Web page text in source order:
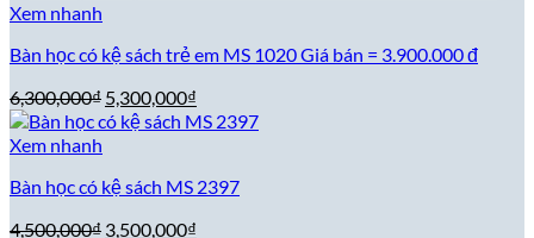
3,700,000₫.
Xem nhanh
Bàn học có kệ sách trẻ em MS 1020 Giá bán = 3.900.000 đ
6,300,000₫ Giá
gốc
5,300,000₫
hiện
5,300,000₫.
Xem nhanh
Bàn học có kệ sách MS 2397
4,500,000₫ Giá
3,500,000₫